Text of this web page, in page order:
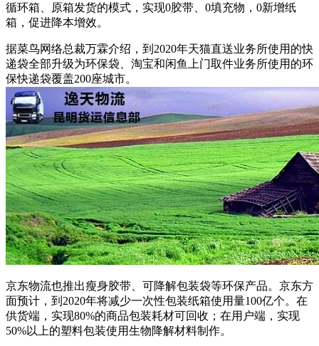
循环箱、原箱发货的模式，实现0胶带、0填充物，0新增纸
箱，促进降本增效。
据菜鸟网络总裁万霖介绍，到2020年天猫直送业务所使用的快
递袋全部升级为环保袋、淘宝和闲鱼上门取件业务所使用的环
保快递袋覆盖200座城市。
京东物流也推出瘦身胶带、可降解包装袋等环保产品。京东方
面预计，到2020年将减少一次性包装纸箱使用量100亿个。在
供货端，实现80%的商品包装耗材可回收；在用户端，实现
50%以上的塑料包装使用生物降解材料制作。